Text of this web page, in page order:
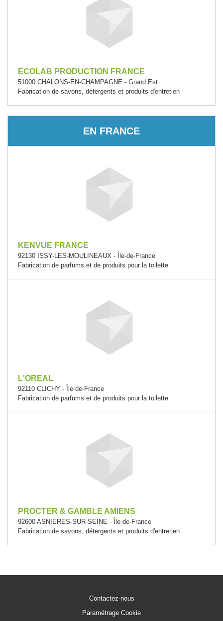
ECOLAB PRODUCTION FRANCE
51000 CHALONS-EN-CHAMPAGNE - Grand Est
Fabrication de savons, détergents et produits d'entretien
EN FRANCE
KENVUE FRANCE
92130 ISSY-LES-MOULINEAUX - Île-de-France
Fabrication de parfums et de produits pour la toilette
L'OREAL
92110 CLICHY - Île-de-France
Fabrication de parfums et de produits pour la toilette
PROCTER & GAMBLE AMIENS
92600 ASNIERES-SUR-SEINE - Île-de-France
Fabrication de savons, détergents et produits d'entretien
Contactez-nous
Paramétrage Cookie